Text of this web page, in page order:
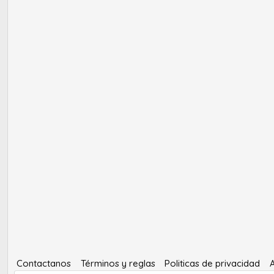
Contactanos Términos y reglas Politicas de privacidad